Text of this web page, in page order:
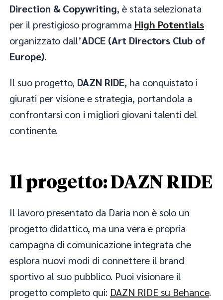
Direction & Copywriting, è stata selezionata
per il prestigioso programma High Potentials
organizzato dall’ADCE (Art Directors Club of
Europe).
Il suo progetto, DAZN RIDE, ha conquistato i
giurati per visione e strategia, portandola a
confrontarsi con i migliori giovani talenti del
continente.
Il progetto: DAZN RIDE
Il lavoro presentato da Daria non è solo un
progetto didattico, ma una vera e propria
campagna di comunicazione integrata che
esplora nuovi modi di connettere il brand
sportivo al suo pubblico. Puoi visionare il
progetto completo qui: DAZN RIDE su Behance.